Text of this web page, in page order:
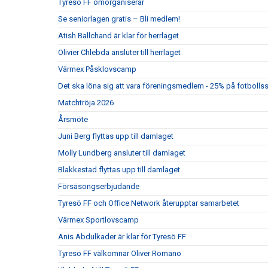
Tyresö FF omorganiserar
Se seniorlagen gratis – Bli medlem!
Atish Ballchand är klar för herrlaget
Olivier Chlebda ansluter till herrlaget
Värmex Påsklovscamp
Det ska löna sig att vara föreningsmedlem - 25% på
Matchtröja 2026
Årsmöte
Juni Berg flyttas upp till damlaget
Molly Lundberg ansluter till damlaget
Blakkestad flyttas upp till damlaget
Försäsongserbjudande
Tyresö FF och Office Network återupptar samarbetet
Värmex Sportlovscamp
Anis Abdulkader är klar för Tyresö FF
Tyresö FF välkomnar Oliver Romano